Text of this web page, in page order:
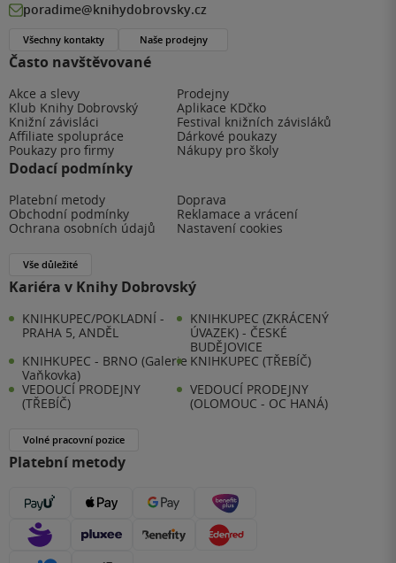
Často navštěvované
Akce a slevy
Prodejny
Klub Knihy Dobrovský
Aplikace KDčko
Knižní závisláci
Festival knižních závisláků
Affiliate spolupráce
Dárkové poukazy
Poukazy pro firmy
Nákupy pro školy
Dodací podmínky
Platební metody
Doprava
Obchodní podmínky
Reklamace a vrácení
Ochrana osobních údajů
Nastavení cookies
Vše důležité
Kariéra v Knihy Dobrovský
KNIHKUPEC/POKLADNÍ -
PRAHA 5, ANDĚL
KNIHKUPEC (ZKRÁCENÝ
ÚVAZEK) - ČESKÉ
BUDĚJOVICE
KNIHKUPEC - BRNO (Galerie
Vaňkovka)
KNIHKUPEC (TŘEBÍČ)
VEDOUCÍ PRODEJNY
(TŘEBÍČ)
VEDOUCÍ PRODEJNY
(OLOMOUC - OC HANÁ)
Volné pracovní pozice
Platební metody
poradime@knihydobrovsky.cz
Všechny kontakty Naše prodejny